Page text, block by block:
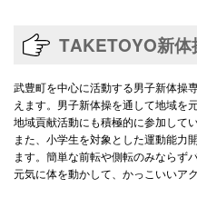
TAKETOYO新体
武豊町を中心に活動する男子新体操
えます。男子新体操を通して地域を
地域貢献活動にも積極的に参加してい
また、小学生を対象とした運動能力
ます。簡単な前転や側転のみならず
元気に体を動かして、かっこいいア